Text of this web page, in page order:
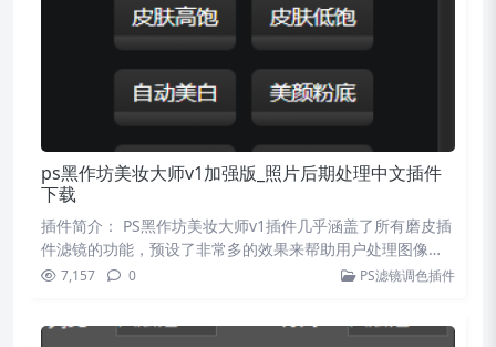
ps黑作坊美妆大师v1加强版_照片后期处理中文插件
下载
插件简介： PS黑作坊美妆大师v1插件几乎涵盖了所有磨皮插
件滤镜的功能，预设了非常多的效果来帮助用户处理图像，
… 7,157 0 PS滤镜调色插件